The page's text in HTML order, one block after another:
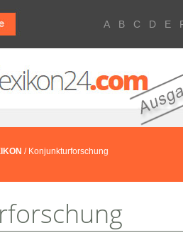
A B C D E
/ Konjunkturforschung